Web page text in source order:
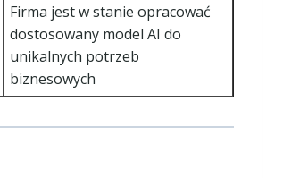
Firma jest w stanie opracować
dostosowany model AI do
unikalnych potrzeb
biznesowych